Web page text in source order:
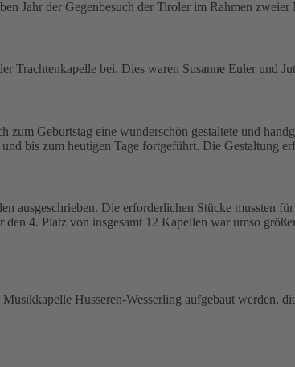
Jahr der Gegenbesuch der Tiroler im Rahmen
Trachtenkapelle bei. Dies waren Susanne Euler und
Geburtstag eine wunderschön gestaltete und
bis zum heutigen Tage fortgeführt. Die Gestaltung
Die erforderlichen Stücke mussten
4. Platz von insgesamt 12 Kapellen war umso
Husseren-Wesserling aufgebaut werden,